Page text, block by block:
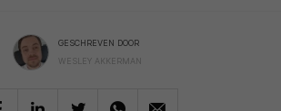
GESCHREVEN DOOR
WESLEY AKKERMAN